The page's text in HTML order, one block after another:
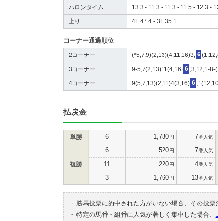
ハロンタイム 13.3 - 11.3 - 11.3 - 11.5 - 12.3 -
上り 4F 47.4 - 3F 35.1
コーナー通過順位
2コーナー (*5,7,9)(2,13)(4,11,16)3, 6
3コーナー 9-5,7(2,13)11(4,16) 6 ,3,12,1-8-
4コーナー 9(5,7,13)(2,11)4(3,16) 6
払戻金
単勝 6 1,780円 7番人気
複勝
6 520円 7番人気
11 220円 4番人気
3 1,760円 13番人気
・
勝馬投票に的中された方がいない場合、その投
・ 特定の馬番・組番に人気が著しく集中した場合、